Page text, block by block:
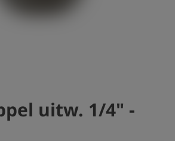
uitw. 1/4" -